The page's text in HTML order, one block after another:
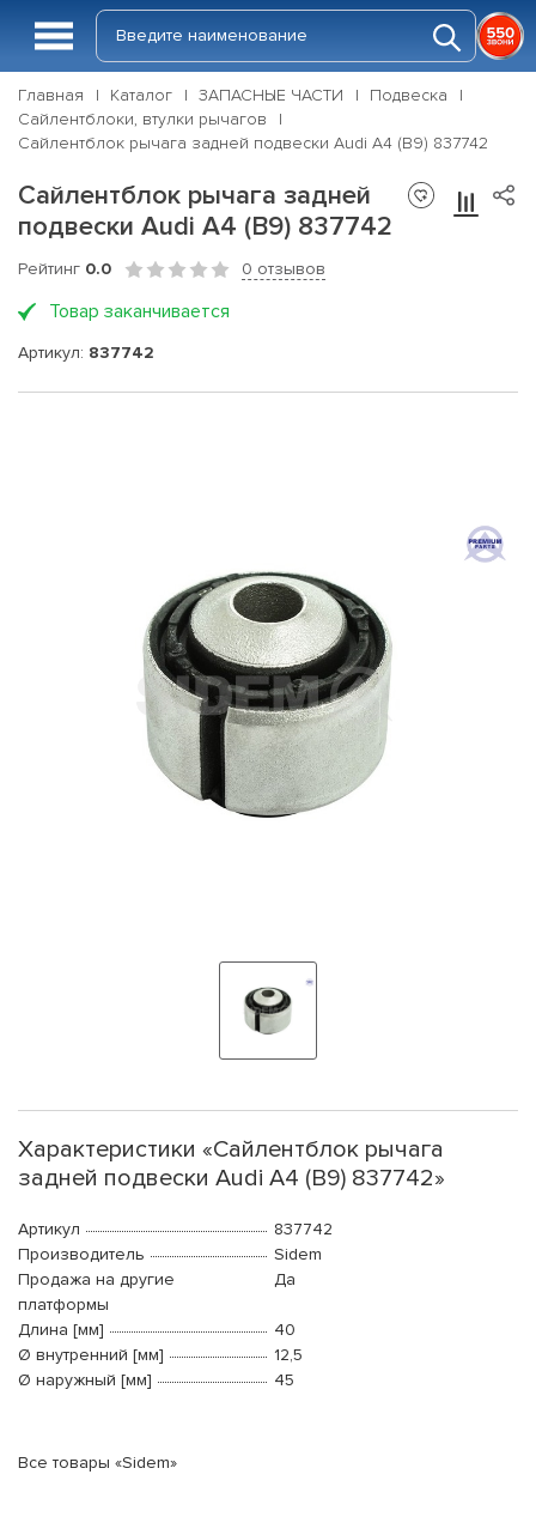
Главная Каталог ЗАПАСНЫЕ ЧАСТИ
Подвеска
Сайлентблоки, втулки рычагов
Сайлентблок рычага задней подвески Audi A4 (B9) 837742
Сайлентблок рычага задней
подвески Audi A4 (B9) 837742
Рейтинг 0.0 0 отзывов
Товар заканчивается
Артикул: 837742
Характеристики «Сайлентблок рычага
задней подвески Audi A4 (B9) 837742»
Артикул
837742
Производитель
Sidem
Продажа на другие
платформы
Да
Длина [мм]
40
Ø внутренний [мм]
12,5
Ø наружный [мм]
45
Все товары «Sidem»